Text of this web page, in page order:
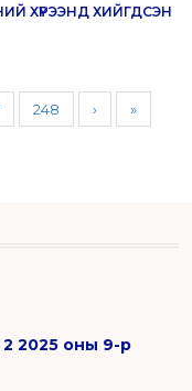
ХҮРЭЭНД ХИЙГДСЭН
248 › »
2025 оны 9-р